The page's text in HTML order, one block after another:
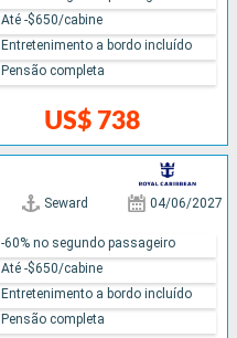
US$ 738
Até -$650/cabine
Entretenimento a bordo incluído
Pensão completa
Seward 04/06/2027
-60% no segundo passageiro
Até -$650/cabine
Entretenimento a bordo incluído
Pensão completa